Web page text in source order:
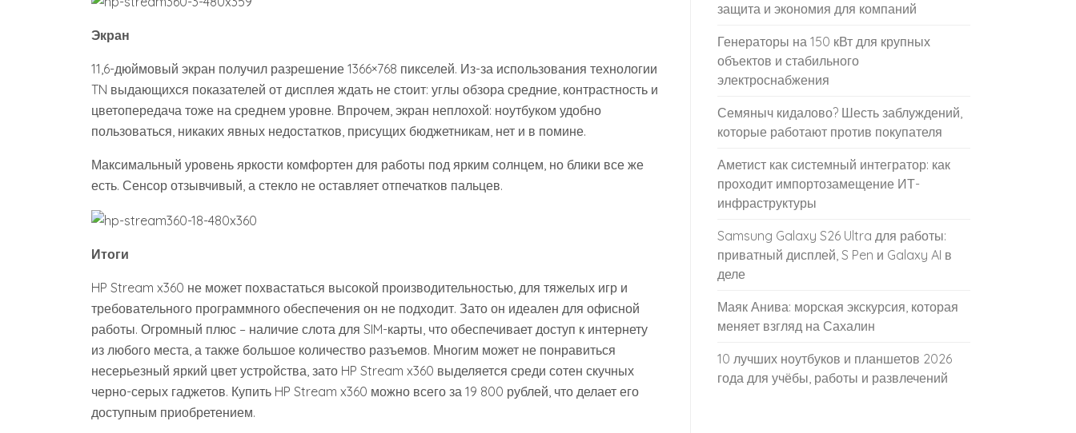
Экран
11,6-дюймовый экран получил разрешение 1366×768 пикселей. Из-за использования технологии
TN выдающихся показателей от дисплея ждать не стоит: углы обзора средние, контрастность и
цветопередача тоже на среднем уровне. Впрочем, экран неплохой: ноутбуком удобно
пользоваться, никаких явных недостатков, присущих бюджетникам, нет и в помине.
Максимальный уровень яркости комфортен для работы под ярким солнцем, но блики все же
есть. Сенсор отзывчивый, а стекло не оставляет отпечатков пальцев.
Итоги
HP Stream x360 не может похвастаться высокой производительностью, для тяжелых игр и
требовательного программного обеспечения он не подходит. Зато он идеален для офисной
работы. Огромный плюс – наличие слота для SIM-карты, что обеспечивает доступ к интернету
из любого места, а также большое количество разъемов. Многим может не понравиться
несерьезный яркий цвет устройства, зато HP Stream x360 выделяется среди сотен скучных
черно-серых гаджетов. Купить HP Stream x360 можно всего за 19 800 рублей, что делает его
доступным приобретением.
защита и экономия для компаний
Генераторы на 150 кВт для крупных
объектов и стабильного
электроснабжения
Семяныч кидалово? Шесть заблуждений,
которые работают против покупателя
Аметист как системный интегратор: как
проходит импортозамещение ИТ-
инфраструктуры
Samsung Galaxy S26 Ultra для работы:
приватный дисплей, S Pen и Galaxy AI в
деле
Маяк Анива: морская экскурсия, которая
меняет взгляд на Сахалин
10 лучших ноутбуков и планшетов 2026
года для учёбы, работы и развлечений